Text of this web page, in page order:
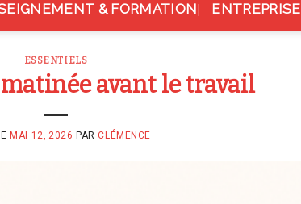
& FORMATION ENTREPRISE
ESSENTIELS
avant le travail
MAI 12, 2026 PARCLÉMENCE